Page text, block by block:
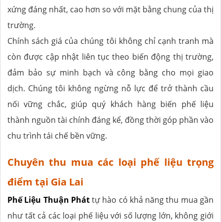
xứng đáng nhất, cao hơn so với mặt bằng chung của thị
trường.
Chính sách giá của chúng tôi không chỉ cạnh tranh mà
còn được cập nhật liên tục theo biến động thị trường,
đảm bảo sự minh bạch và công bằng cho mọi giao
dịch. Chúng tôi không ngừng nỗ lực để trở thành cầu
nối vững chắc, giúp quý khách hàng biến phế liệu
thành nguồn tài chính đáng kể, đồng thời góp phần vào
chu trình tái chế bền vững.
Chuyên thu mua các loại phế liệu trọng
điểm tại Gia Lai
Phế Liệu Thuận Pháttự hào có khả năng thu mua gần
như tất cả các loại phế liệu với số lượng lớn, không giới